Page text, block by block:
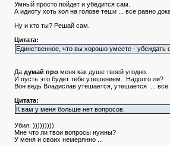
Умный просто пойдет и убедится сам.
А идиоту хоть кол на голове теши ... все равно
Ну и кто ты? Решай сам.
Цитата:
Единственное, что вы хорошо умеете - убеждать
Да думай променя как душе твоей угодно.
И пусть это будет тебе утешением. Надолго ли?
Вон ведь Владислав утешается, утешается ... все
Цитата:
К вам у меня больше нет вопросов.
Убил. )))))))))
Мне что ли твои вопросы нужны?
У меня и своих немерянно ...